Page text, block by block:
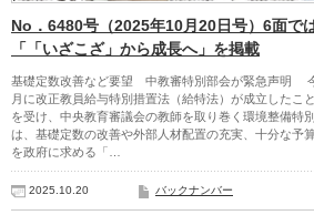
No．6480号（2025年10月20日号）6面で
「「いざこざ」から成長へ」を掲載
基礎定数改善など要望 中教審特別部会が緊急声明
月に改正教員給与特別措置法（給特法）が成立したこ
を受け、中央教育審議会の教師を取り巻く環境整備特
は、基礎定数の改善や外部人材配置の充実、十分な予
を政府に求める「…
2025.10.20 バックナンバー